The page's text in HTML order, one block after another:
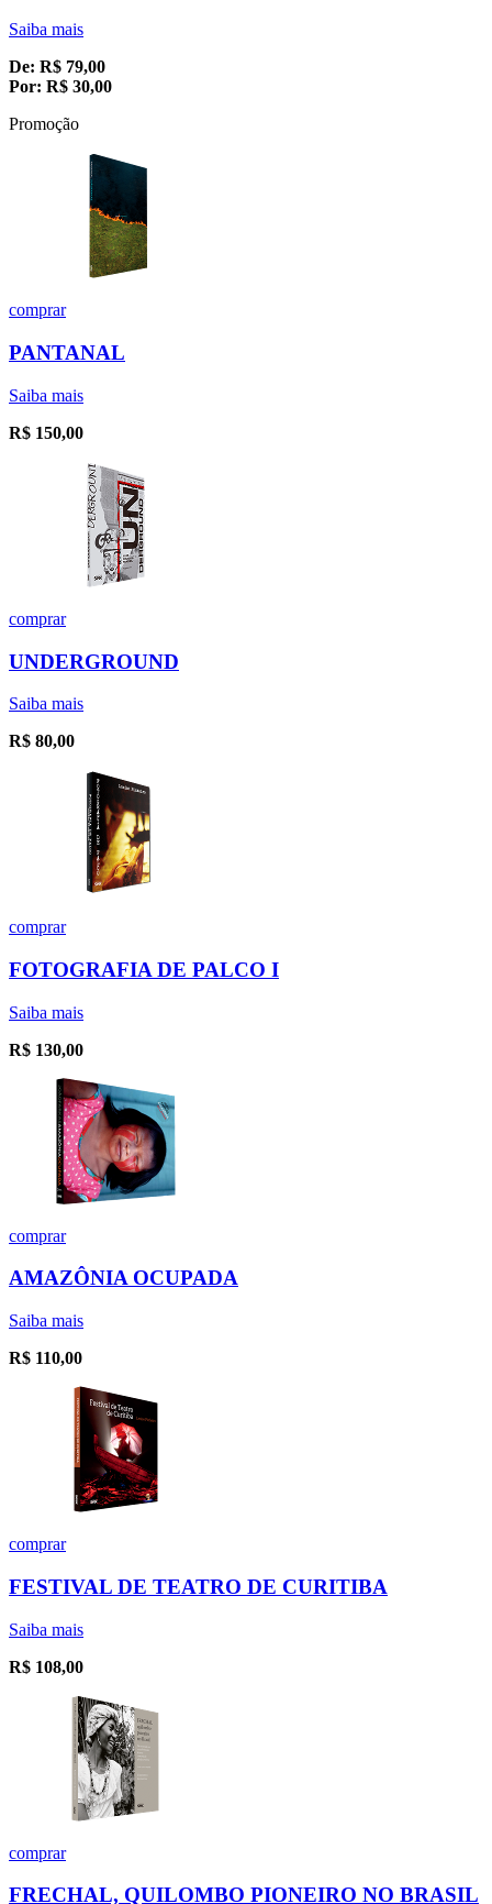
Saiba mais
De: R$ 79,00
Por: R$ 30,00
Promoção
comprar
PANTANAL
Saiba mais
R$ 150,00
comprar
UNDERGROUND
Saiba mais
R$ 80,00
comprar
FOTOGRAFIA DE PALCO I
Saiba mais
R$ 130,00
comprar
AMAZÔNIA OCUPADA
Saiba mais
R$ 110,00
comprar
FESTIVAL DE TEATRO DE CURITIBA
Saiba mais
R$ 108,00
comprar
FRECHAL, QUILOMBO PIONEIRO NO BRASIL